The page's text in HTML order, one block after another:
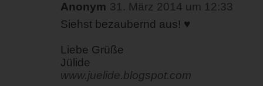
Anonym 31. März 2014 um 12:33
Siehst bezaubernd aus! ♥
Liebe Grüße
Jülide
www.juelide.blogspot.com